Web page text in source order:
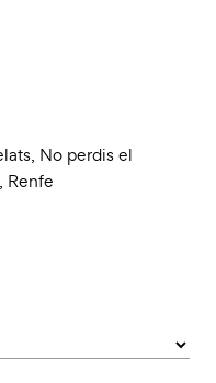
, No perdis el
, Renfe